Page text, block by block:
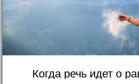
Когда речь идет о